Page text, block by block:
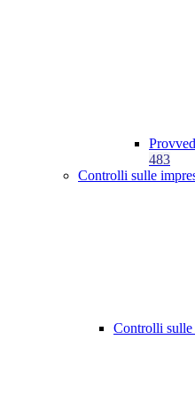
483
Controlli sulle
Controlli sulle